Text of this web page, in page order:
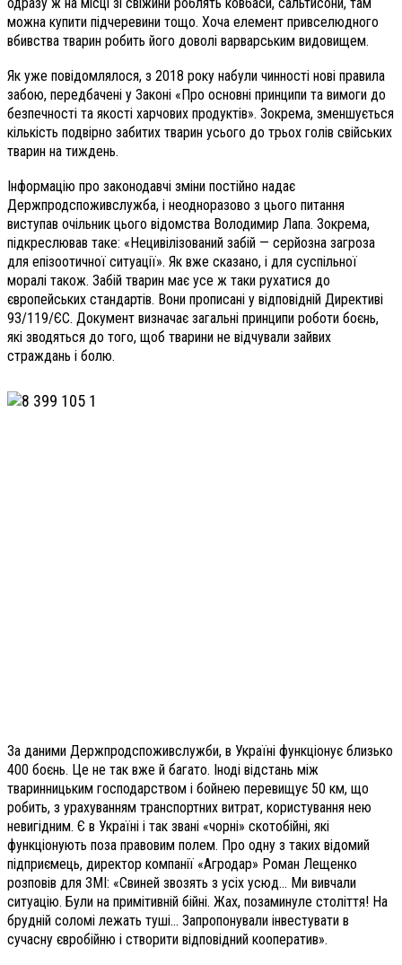
можна купити підчеревини тощо. Хоча елемент привселюдного
вбивства тварин робить його доволі варварським видовищем.
Як уже повідомлялося, з 2018 року набули чинності нові правила
забою, передбачені у Законі «Про основні принципи та вимоги до
безпечності та якості харчових продуктів». Зокрема, зменшується
кількість подвірно забитих тварин усього до трьох голів свійських
тварин на тиждень.
Інформацію про законодавчі зміни постійно надає
Держпродспоживслужба, і неодноразово з цього питання
виступав очільник цього відомства Володимир Лапа. Зокрема,
підкреслював таке: «Нецивілізований забій — серйозна загроза
для епізоотичної ситуації». Як вже сказано, і для суспільної
моралі також. Забій тварин має усе ж таки рухатися до
європейських стандартів. Вони прописані у відповідній Директиві
93/119/ЄС. Документ визначає загальні принципи роботи боєнь,
які зводяться до того, щоб тварини не відчували зайвих
страждань і болю.
За даними Держпродспоживслужби, в Україні функціонує близько
400 боєнь. Це не так вже й багато. Іноді відстань між
тваринницьким господарством і бойнею перевищує 50 км, що
робить, з урахуванням транспортних витрат, користування нею
невигідним. Є в Україні і так звані «чорні» скотобійні, які
функціонують поза правовим полем. Про одну з таких відомий
підприємець, директор компанії «Агродар» Роман Лещенко
розповів для ЗМІ: «Свиней звозять з усіх усюд… Ми вивчали
ситуацію. Були на примітивній бійні. Жах, позаминуле століття! На
брудній соломі лежать туші… Запропонували інвестувати в
сучасну євробійню і створити відповідний кооператив».